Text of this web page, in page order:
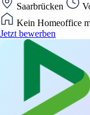
Saarbrücken
Kein Homeoffice
Jetzt bewerben